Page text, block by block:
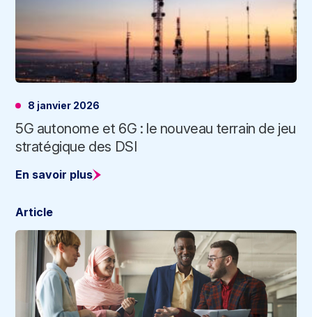
8 janvier 2026
5G autonome et 6G : le nouveau terrain de jeu
stratégique des DSI
En savoir plus
Article